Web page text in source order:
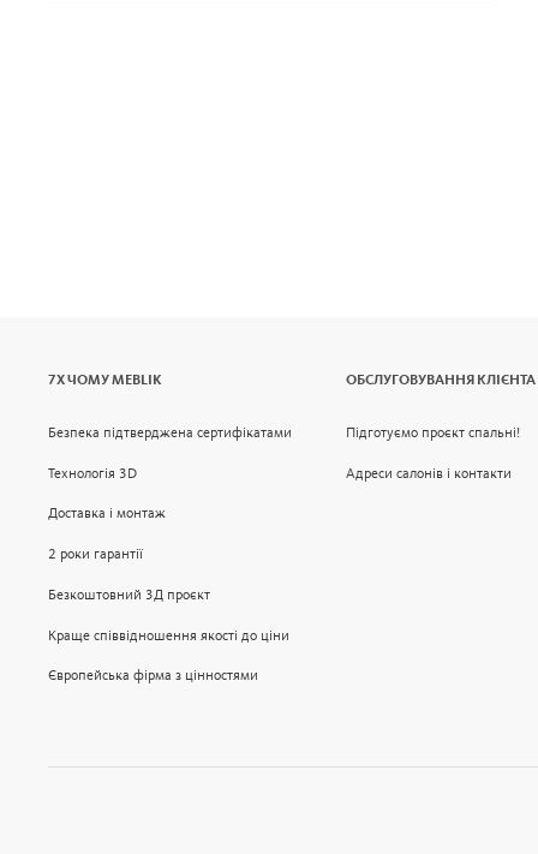
7Х ЧОМУ MEBLIK
Безпека підтверджена сертифікатами
Технологія 3D
Доставка і монтаж
2 роки гарантії
Безкоштовний 3Д проєкт
Краще співвідношення якості до ціни
Європейська фірма з цінностями
ОБСЛУГОВУВАННЯ КЛІЄНТА
Підготуємо проєкт спальні!
Адреси салонів і контакти